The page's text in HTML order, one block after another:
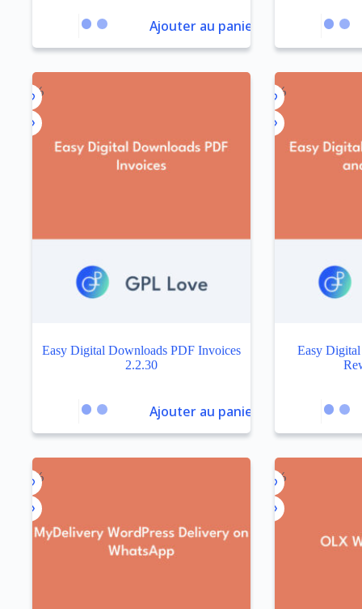
Ajouter au panier
-93%
Easy Digital Downloads PDF Invoices
2.2.30
Ajouter au panier
-92%
Easy
-97% -94%